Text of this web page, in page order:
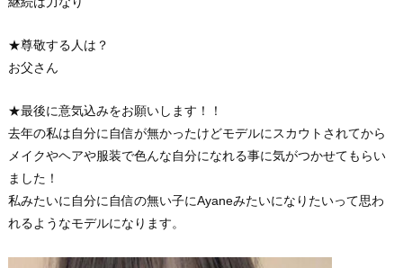
★尊敬する人は？
お父さん
★最後に意気込みをお願いします！！
去年の私は自分に自信が無かったけどモデルにスカウトされてから
メイクやヘアや服装で色んな自分になれる事に気がつかせてもらい
ました！
私みたいに自分に自信の無い子にAyaneみたいになりたいって思わ
れるようなモデルになります。